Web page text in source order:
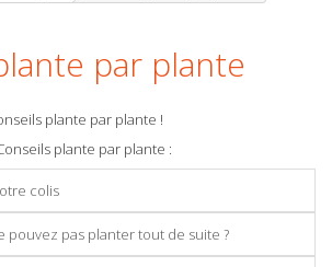
par plante
plante par plante !
plante par plante :
colis
pouvez pas planter tout de suite ?